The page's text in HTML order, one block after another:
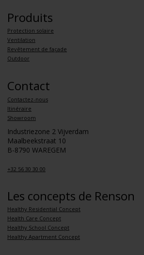
Produits
Protection solaire
Ventilation
Revêtement de façade
Outdoor
Contact
Contactez-nous
Itinéraire
Showroom
Industriezone 2 Vijverdam
Maalbeekstraat 10
B-8790 WAREGEM
+32 56 30 30 00
Les concepts de Renson
Healthy Residential Concept
Health Care Concept
Healthy School Concept
Healthy Apartment Concept